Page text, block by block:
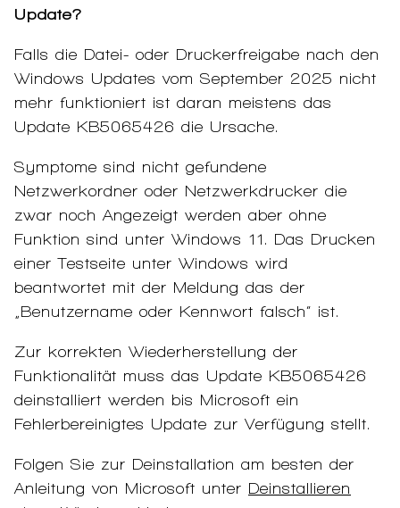
Update?
Falls die Datei- oder Druckerfreigabe nach den
Windows Updates vom September 2025 nicht
mehr funktioniert ist daran meistens das
Update KB5065426 die Ursache.
Symptome sind nicht gefundene
Netzwerkordner oder Netzwerkdrucker die
zwar noch Angezeigt werden aber ohne
Funktion sind unter Windows 11. Das Drucken
einer Testseite unter Windows wird
beantwortet mit der Meldung das der
„Benutzername oder Kennwort falsch“ ist.
Zur korrekten Wiederherstellung der
Funktionalität muss das Update KB5065426
deinstalliert werden bis Microsoft ein
Fehlerbereinigtes Update zur Verfügung stellt.
Folgen Sie zur Deinstallation am besten der
Anleitung von Microsoft unter Deinstallieren